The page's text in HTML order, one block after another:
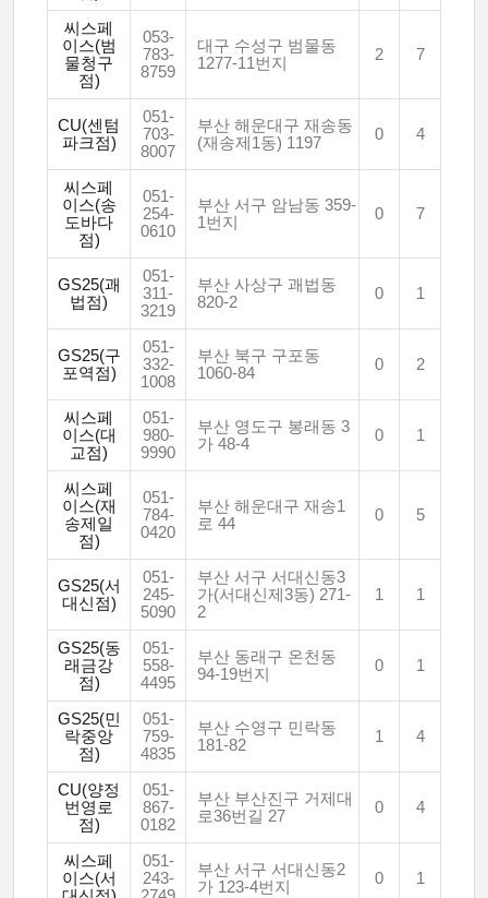
씨스페
이스(범
물청구
점)
053-
783-
8759
대구 수성구 범물동
1277-11번지
2 7
CU(센텀
파크점)
051-
703-
8007
부산 해운대구 재송동
(재송제1동) 1197
0 4
씨스페
이스(송
도바다
점)
051-
254-
0610
부산 서구 암남동 359-
1번지
0 7
GS25(괘
법점)
051-
311-
3219
부산 사상구 괘법동
820-2
0 1
GS25(구
포역점)
051-
332-
1008
부산 북구 구포동
1060-84
0 2
씨스페
이스(대
교점)
051-
980-
9990
부산 영도구 봉래동 3
가 48-4
0 1
씨스페
이스(재
송제일
점)
051-
784-
0420
부산 해운대구 재송1
로 44
0 5
GS25(서
대신점)
051-
245-
5090
부산 서구 서대신동3
가(서대신제3동) 271-
2
1 1
GS25(동
래금강
점)
051-
558-
4495
부산 동래구 온천동
94-19번지
0 1
GS25(민
락중앙
점)
051-
759-
4835
부산 수영구 민락동
181-82
1 4
CU(양정
번영로
점)
051-
867-
0182
부산 부산진구 거제대
로36번길 27
0 4
씨스페
이스(서
051-
243-
부산 서구 서대신동2
가 123-4번지
0 1